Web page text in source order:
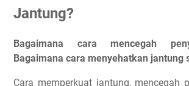
Jantung?
Bagaimana cara mencegah
Bagaimana cara menyehatkan jantung
Cara memperkuat jantung, mencegah